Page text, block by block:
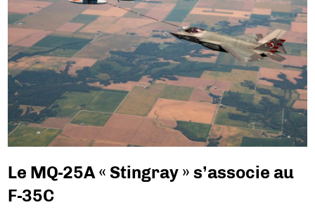
Le MQ-25A « Stingray » s’associe au
F-35C